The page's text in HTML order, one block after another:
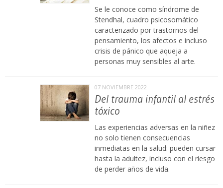
Se le conoce como síndrome de
Stendhal, cuadro psicosomático
caracterizado por trastornos del
pensamiento, los afectos e incluso
crisis de pánico que aqueja a
personas muy sensibles al arte.
07 NOVIEMBRE 2022
Del trauma infantil al estrés
tóxico
Las experiencias adversas en la niñez
no solo tienen consecuencias
inmediatas en la salud: pueden cursar
hasta la adultez, incluso con el riesgo
de perder años de vida.